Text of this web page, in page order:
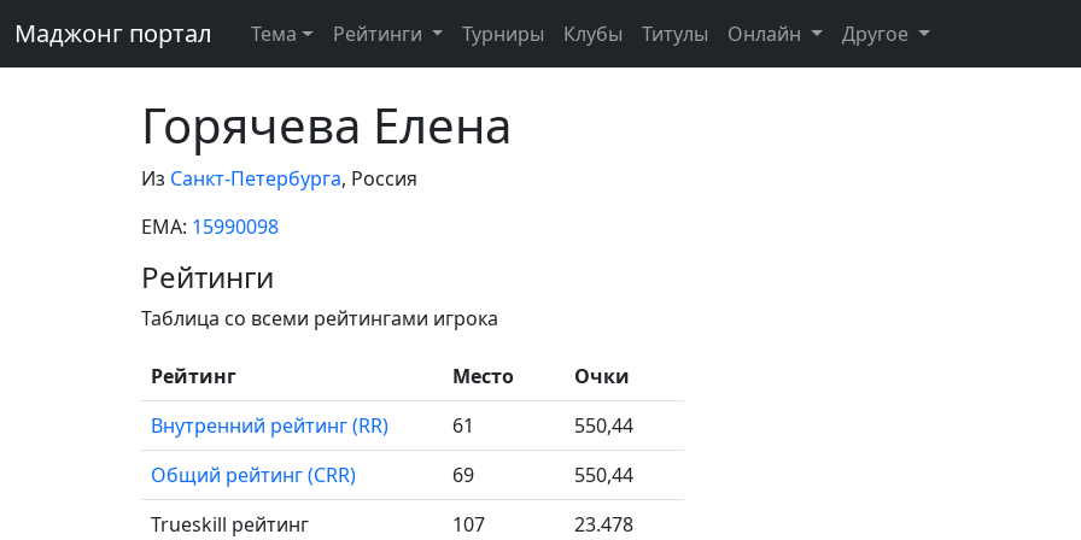
Маджонг портал Тема Рейтинги Турниры Клубы Титулы Онлайн Другое
Горячева Елена
Из Санкт-Петербурга, Россия
EMA: 15990098
Рейтинги
Таблица со всеми рейтингами игрока
Рейтинг Место
Очки
Внутренний рейтинг (RR)
61
550,44
Общий рейтинг (CRR)
69
550,44
Trueskill рейтинг
107
23.478